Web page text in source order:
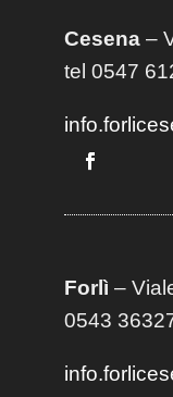
Cesena–
tel 0547
Forlì –
0543